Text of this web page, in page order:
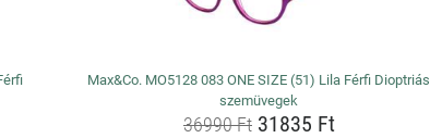
Max&Co. MO5128 083 ONE SIZE (51) Lila Férfi Dioptriás
szemüvegek
36990 Ft31835 Ft